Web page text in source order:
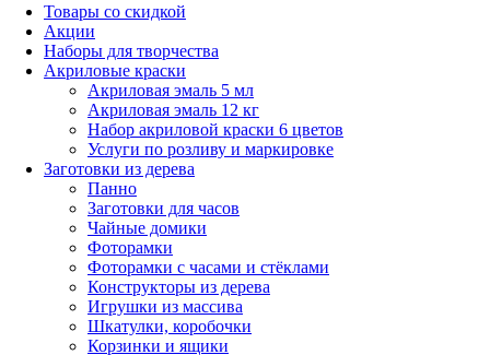
Товары со скидкой
Акции
Наборы для творчества
Акриловые краски
Акриловая эмаль 5 мл
Акриловая эмаль 12 кг
Набор акриловой краски 6 цветов
Услуги по розливу и маркировке
Заготовки из дерева
Панно
Заготовки для часов
Чайные домики
Фоторамки
Фоторамки с часами и стёклами
Конструкторы из дерева
Игрушки из массива
Шкатулки, коробочки
Корзинки и ящики